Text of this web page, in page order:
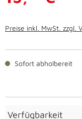
Preise inkl. MwSt. zzgl.
Sofort abholbereit
Verfügbarkeit